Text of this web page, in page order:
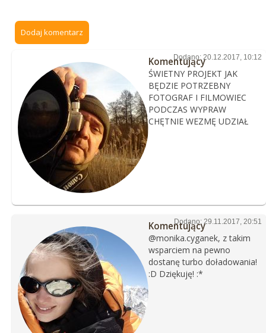
Dodaj komentarz
Dodano: 20.12.2017, 10:12
Komentujący
ŚWIETNY PROJEKT JAK
BĘDZIE POTRZEBNY
FOTOGRAF I FILMOWIEC
PODCZAS WYPRAW
CHĘTNIE WEZMĘ UDZIAŁ
Dodano: 29.11.2017, 20:51
Komentujący
@monika.cyganek, z takim
wsparciem na pewno
dostanę turbo doładowania!
:D Dziękuję! :*